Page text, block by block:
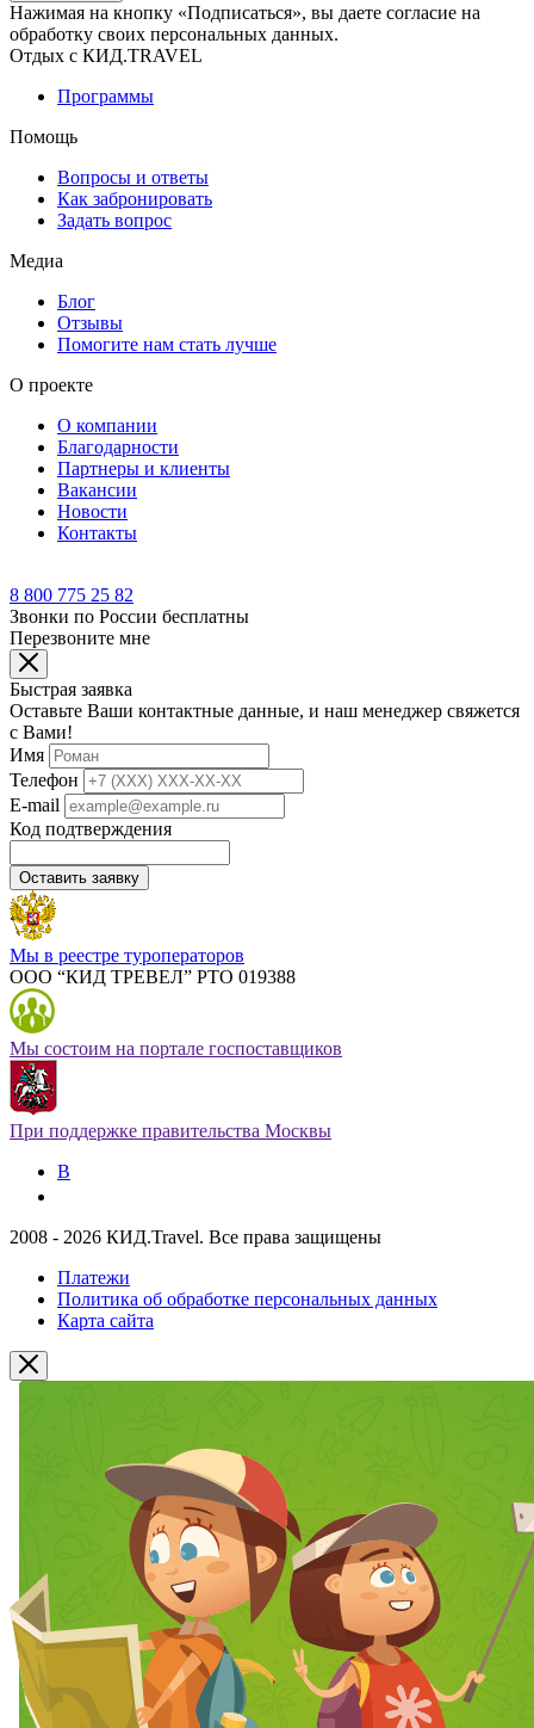
Нажимая на кнопку «Подписаться», вы даете согласие на
обработку своих персональных данных.
Отдых с КИД.TRAVEL
Программы
Помощь
Вопросы и ответы
Как забронировать
Задать вопрос
Медиа
Блог
Отзывы
Помогите нам стать лучше
О проекте
О компании
Благодарности
Партнеры и клиенты
Вакансии
Новости
Контакты
8 800 775 25 82
Звонки по России бесплатны
Перезвоните мне
Быстрая заявка
Оставьте Ваши контактные данные, и наш менеджер свяжется
с Вами!
Имя
Телефон
E-mail
Код подтверждения
Оставить заявку
Мы в реестре туроператоров
ООО “КИД ТРЕВЕЛ” РТО 019388
Мы состоим на портале госпоставщиков
При поддержке правительства Москвы
В
2008 - 2026 КИД.Travel. Все права защищены
Платежи
Политика об обработке персональных данных
Карта сайта